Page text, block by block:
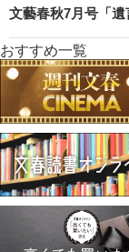
文藝春秋7月号「
おすすめ一覧